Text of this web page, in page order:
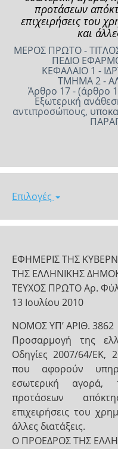
προτάσεων
επιχειρήσεις του
και
ΜΕΡΟΣ ΠΡΩΤΟ -
ΠΕΔΙΟ
ΚΕΦΑΛΑΙΟ 1 -
ΤΜΗΜΑ 2 -
Άρθρο 17 - (άρθρο
Εξωτερική
αντιπροσώπους,
Επιλογές
ΕΦΗΜΕΡΙΣ ΤΗΣ
ΤΗΣ ΕΛΛΗΝΙΚΗΣ
ΤΕΥΧΟΣ ΠΡΩΤΟ Αρ.
13 Ιουλίου 2010
ΝΟΜΟΣ ΥΠ’ ΑΡΙΘ. 3862
Προσαρμογή της
Οδηγίες 2007/64/ΕΚ,
που αφορούν
εσωτερική αγορά,
προτάσεων
επιχειρήσεις του
άλλες διατάξεις.
Ο ΠΡΟΕΔΡΟΣ ΤΗΣ